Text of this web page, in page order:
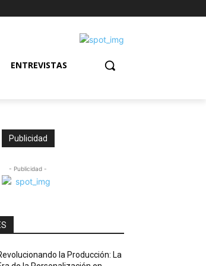
ENTREVISTAS
Publicidad
- Publicidad -
la Producción: La